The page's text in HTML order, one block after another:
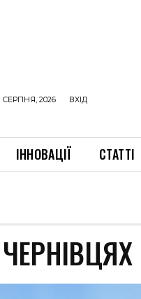
СЕРПНЯ, 2026 ВХІД
ІННОВАЦІЇ СТАТТІ